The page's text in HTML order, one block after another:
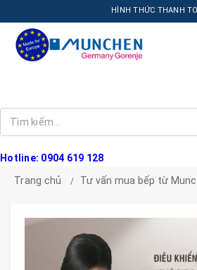
HÌNH THỨC THANH
Hotline: 0904 619 128
Trang chủ
Tư vấn mua bếp từ